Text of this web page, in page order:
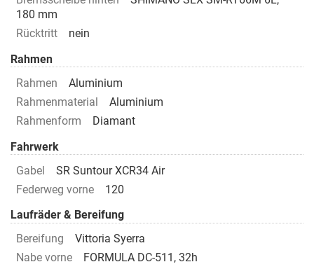
180 mm
Rücktritt
nein
Rahmen
Rahmen
Aluminium
Rahmenmaterial
Aluminium
Rahmenform
Diamant
Fahrwerk
Gabel
SR Suntour XCR34 Air
Federweg vorne
120
Laufräder & Bereifung
Bereifung
Vittoria Syerra
Nabe vorne
FORMULA DC-511, 32h